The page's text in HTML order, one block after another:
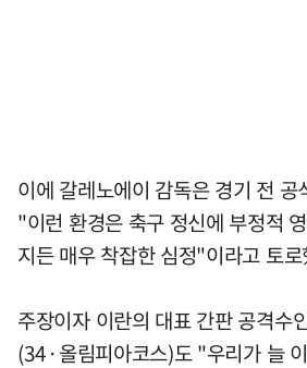
이에 갈레노에이 감독은 경기 전 공
"이런 환경은 축구 정신에 부정적
지든 매우 착잡한 심정"이라고 토
주장이자 이란의 대표 간판 공격수
(34·올림피아코스)도 "우리가 늘